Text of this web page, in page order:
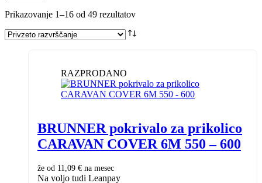
Prikazovanje 1–16 od 49 rezultatov
RAZPRODANO
BRUNNER pokrivalo za prikolico
CARAVAN COVER 6M 550 – 600
že od 11,09 € na mesec
Na voljo tudi Leanpay